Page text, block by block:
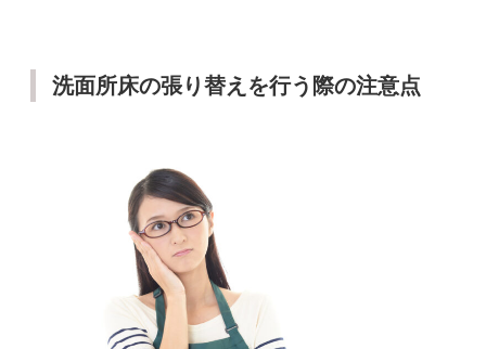
洗面所床の張り替えを行う際の注意点